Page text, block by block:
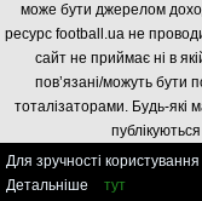
може бути джерелом
ресурс football.ua не
сайт не приймає ні в
пов’язані/можуть бути
тоталізаторами. Будь-які
Для зручності
Детальніше
тут